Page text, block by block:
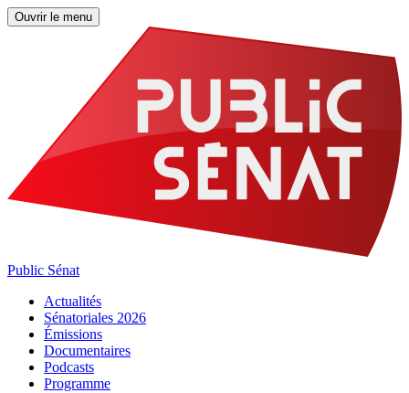
Ouvrir le menu
Public Sénat
Actualités
Sénatoriales 2026
Émissions
Documentaires
Podcasts
Programme